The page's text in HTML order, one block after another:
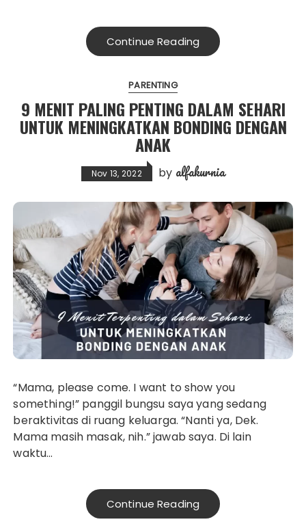
Continue Reading
PARENTING
9 MENIT PALING PENTING DALAM SEHARI
UNTUK MENINGKATKAN BONDING DENGAN
ANAK
Nov 13, 2022 by alfakurnia
“Mama, please come. I want to show you
something!” panggil bungsu saya yang sedang
beraktivitas di ruang keluarga. “Nanti ya, Dek.
Mama masih masak, nih.” jawab saya. Di lain
waktu…
Continue Reading